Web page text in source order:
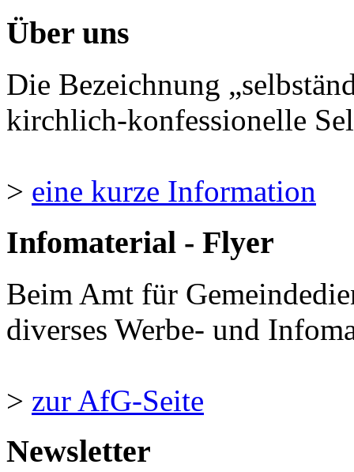
Über uns
Die Bezeichnung
kirchlich-konfessionelle
> eine kurze Information
Infomaterial - Flyer
Beim Amt für
diverses Werbe- und
> zur AfG-Seite
Newsletter